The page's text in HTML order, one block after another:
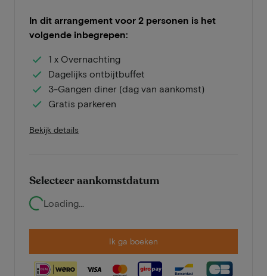
In dit arrangement voor 2 personen is het
volgende inbegrepen:
1 x Overnachting
Dagelijks ontbijtbuffet
3-Gangen diner (dag van aankomst)
Gratis parkeren
Bekijk details
Selecteer aankomstdatum
Loading...
Ik ga boeken